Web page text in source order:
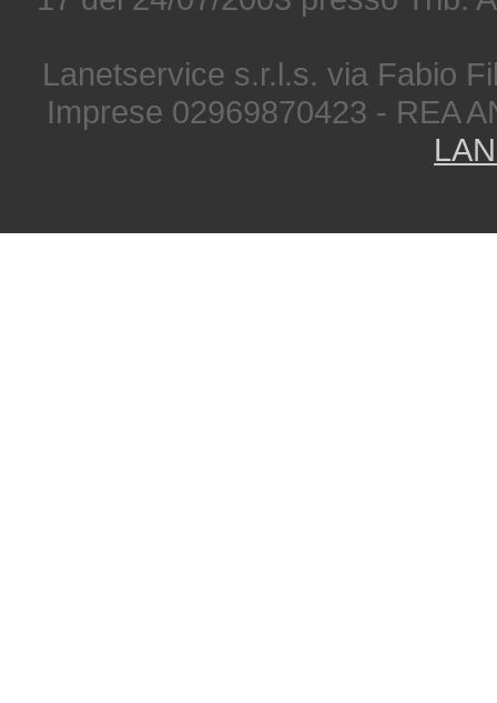
Lanetservice s.r.l.s. via Fabio
Imprese 02969870423 - REA